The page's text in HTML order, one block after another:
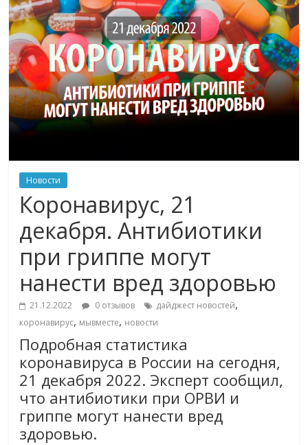
Новости
Коронавирус, 21
декабря. Антибиотики
при гриппе могут
нанести вред здоровью
21.12.2022 0 отзывов дайджест новостей,
коронавирус, мывместе, новости
Подробная статистика
коронавируса в России на сегодня,
21 декабря 2022. Эксперт сообщил,
что антибиотики при ОРВИ и
гриппе могут нанести вред
здоровью.